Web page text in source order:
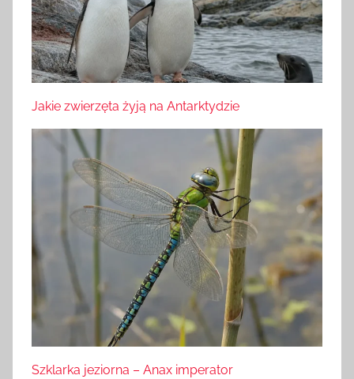
Jakie zwierzęta żyją na Antarktydzie
Szklarka jeziorna – Anax imperator